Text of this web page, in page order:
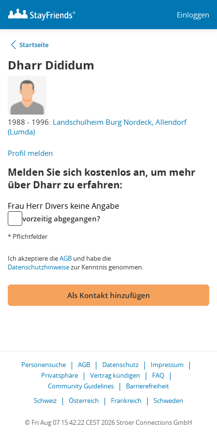
Einloggen
Startseite
Dharr Dididum
1988 - 1996: Landschulheim Burg Nordeck, Allendorf
(Lumda)
Profil melden
Melden Sie sich kostenlos an, um mehr
über Dharr zu erfahren:
Frau Herr Divers keine Angabe
vorzeitig abgegangen?
* Pflichtfelder
Ich akzeptiere dieAGB und habe die
Datenschutzhinweisezur Kenntnis genommen.
Als Kontakt hinzufügen
Personensuche AGB Datenschutz
Impressum
Privatsphäre
Vertrag kündigen
FAQ
Community Guidelines
Barrierefreiheit
Schweiz
Österreich Frankreich Schweden
© Fri Aug 07 15:42:22 CEST 2026 Ströer Connections GmbH